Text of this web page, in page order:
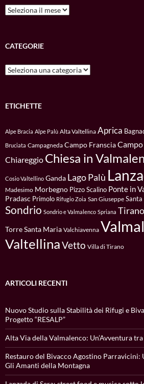
Archivio
CATEGORIE
Categorie
ETICHETTE
Alpe Bracia Alpe Palù Alta Valtellina Aprica
Bruciata Campagneda Campo Franscia
Chiareggio Chiesa in
Cosio Valtellino Ganda Lago Palù
Madesimo Morbegno Pizzo Scalino Ponte in
Pradasc Primolo Rifugio Zoia San Giuseppe
Sondrio Sondrio e Valmalenco Spriana Tirano
Torre Santa Maria Valchiavenna
ValtellinaVetto Villa di Tirano
ARTICOLI RECENTI
Nuovo Studio sulla Stabilità dei Rifugi e
Progetto “RESALP”
Alta Via della Valmalenco: Un’Avventura
Restauro del Bivacco Agostino Parravicini:
Gli Amanti della Montagna